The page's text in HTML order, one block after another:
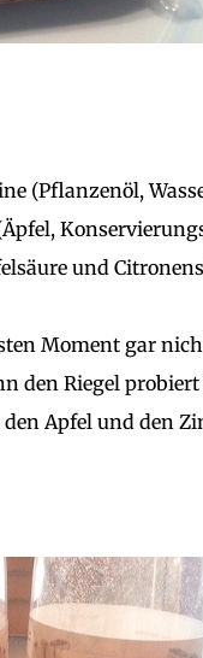
(Pflanzenöl,
und
Moment gar
den Riegel
Apfel und den